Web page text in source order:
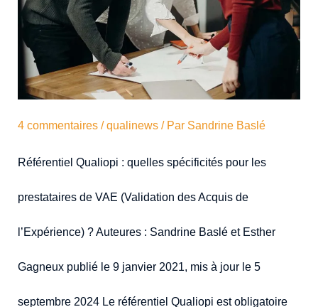
4 commentaires /qualinews / Par Sandrine Baslé
Référentiel Qualiopi : quelles spécificités pour les
prestataires de VAE (Validation des Acquis de
l’Expérience) ? Auteures : Sandrine Baslé et Esther
Gagneux publié le 9 janvier 2021, mis à jour le 5
septembre 2024 Le référentiel Qualiopi est obligatoire